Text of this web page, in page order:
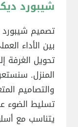
شيبورد
تصميم شيبورد
بين الأداء
تحويل
المنزل.
والتصاميم
تسليط الضوء
يتناسب مع